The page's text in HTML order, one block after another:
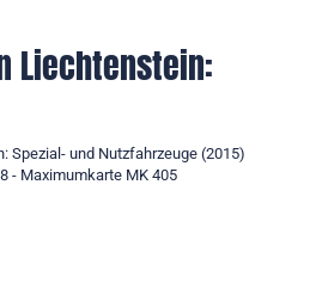
Liechtenstein:
Spezial- und Nutzfahrzeuge (2015)
- Maximumkarte MK 405